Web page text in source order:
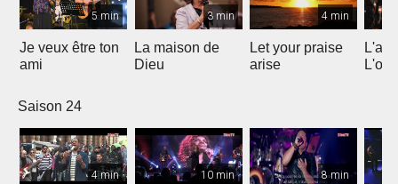
5 min
Je veux être ton
ami
3 min
La maison de
Dieu
4 min
Let your praise
arise
Saison 24
4 min 10 min 8 min